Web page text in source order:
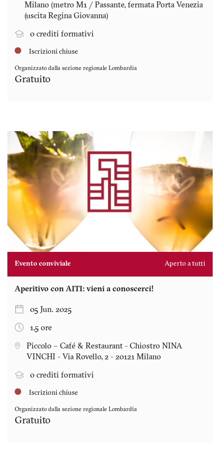
Milano (metro M1 / Passante, fermata Porta Venezia
(uscita Regina Giovanna)
0 crediti formativi
Iscrizioni chiuse
Organizzato dalla sezione regionale Lombardia
Gratuito
Evento conviviale Aperto a tutti
Aperitivo con AITI: vieni a conoscerci!
05 Jun. 2025
1,5 ore
Piccolo – Café & Restaurant - Chiostro NINA
VINCHI - Via Rovello, 2 - 20121 Milano
0 crediti formativi
Iscrizioni chiuse
Organizzato dalla sezione regionale Lombardia
Gratuito